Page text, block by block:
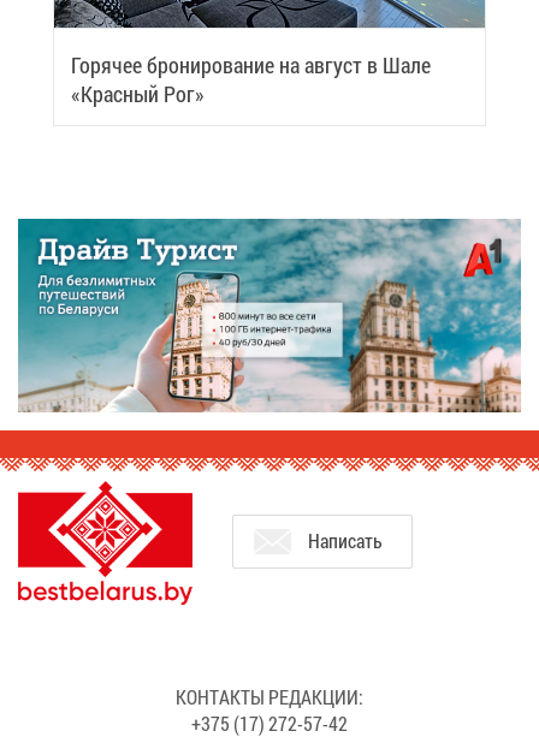
Го­ря­чее бро­ни­ро­ва­ние на ав­густ в Ша­ле
«Крас­ный Рог»
На­пи­сать
КОН­ТАК­ТЫ РЕ­ДАК­ЦИИ:
+375 (17) 272-57-42